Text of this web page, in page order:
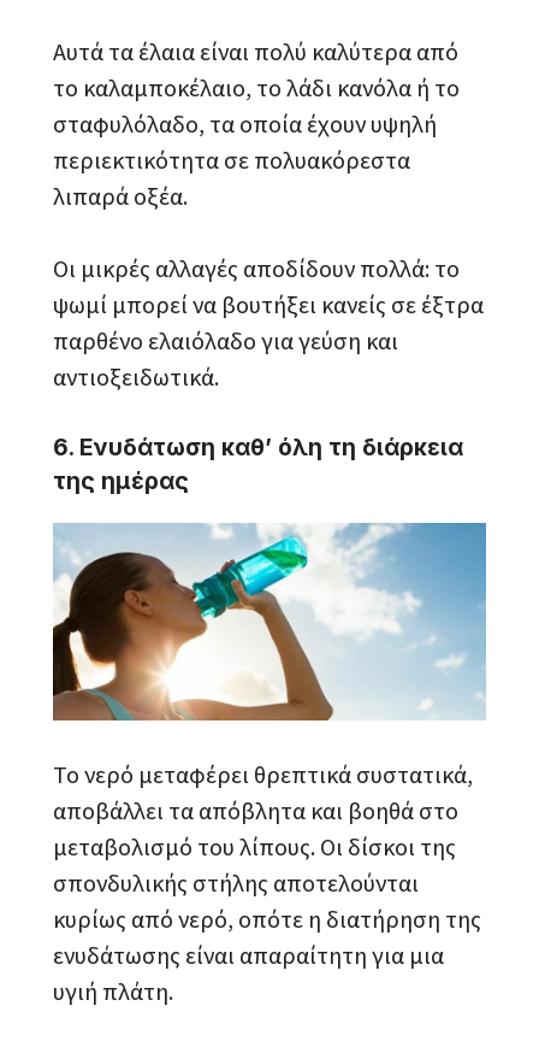
Αυτά τα έλαια είναι πολύ καλύτερα από
το καλαμποκέλαιο, το λάδι κανόλα ή το
σταφυλόλαδο, τα οποία έχουν υψηλή
περιεκτικότητα σε πολυακόρεστα
λιπαρά οξέα.
Οι μικρές αλλαγές αποδίδουν πολλά: το
ψωμί μπορεί να βουτήξει κανείς σε έξτρα
παρθένο ελαιόλαδο για γεύση και
αντιοξειδωτικά.
6. Ενυδάτωση καθ’ όλη τη διάρκεια
της ημέρας
Το νερό μεταφέρει θρεπτικά συστατικά,
αποβάλλει τα απόβλητα και βοηθά στο
μεταβολισμό του λίπους. Οι δίσκοι της
σπονδυλικής στήλης αποτελούνται
κυρίως από νερό, οπότε η διατήρηση της
ενυδάτωσης είναι απαραίτητη για μια
υγιή πλάτη.